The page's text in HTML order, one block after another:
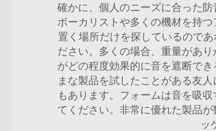
確かに、個人のニーズに合った
ボーカリストや多くの機材を持
置く場所だけを探しているので
ださい。多くの場合、重量があ
がどの程度効果的に音を遮断で
まな製品を試したことがある友
もあります。フォームは音を吸
てください。非常に優れた製品
ッ